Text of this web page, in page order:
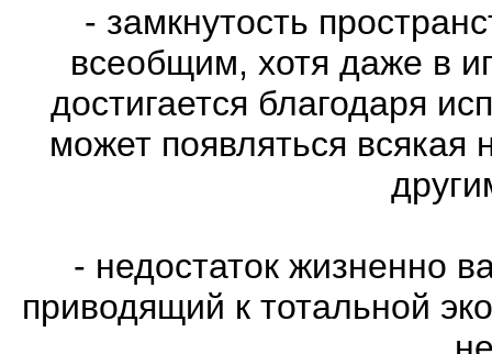
- замкнутость
всеобщим, хотя даже в
достигается благодаря
может появляться всякая
- недостаток жизненно
приводящий к тотальной